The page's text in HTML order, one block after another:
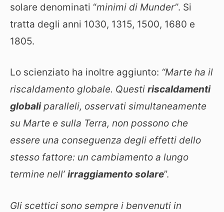
solare denominati “minimi di Munder”. Si
tratta degli anni 1030, 1315, 1500, 1680 e
1805.
Lo scienziato ha inoltre aggiunto: “Marte ha il
riscaldamento globale. Questi riscaldamenti
globaliparalleli, osservati simultaneamente
su Marte e sulla Terra, non possono che
essere una conseguenza degli effetti dello
stesso fattore: un cambiamento a lungo
termine nell’irraggiamento solare”.
Gli scettici sono sempre i benvenuti in